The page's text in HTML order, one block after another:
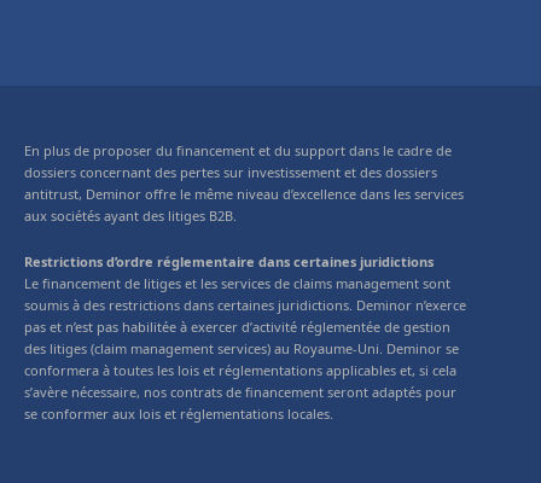
En plus de proposer du financement et du support dans le cadre de
dossiers concernant des pertes sur investissement et des dossiers
antitrust, Deminor offre le même niveau d’excellence dans les services
aux sociétés ayant des litiges B2B.
Restrictions d’ordre réglementaire dans certaines juridictions
Le financement de litiges et les services de claims management sont
soumis à des restrictions dans certaines juridictions. Deminor n’exerce
pas et n’est pas habilitée à exercer d’activité réglementée de gestion
des litiges (claim management services) au Royaume-Uni. Deminor se
conformera à toutes les lois et réglementations applicables et, si cela
s’avère nécessaire, nos contrats de financement seront adaptés pour
se conformer aux lois et réglementations locales.